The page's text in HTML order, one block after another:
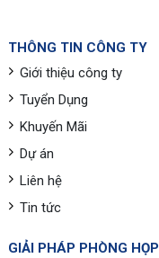
THÔNG TIN CÔNG TY
Giới thiệu công ty
Tuyển Dụng
Khuyến Mãi
Dự án
Liên hệ
Tin tức
GIẢI PHÁP PHÒNG HỌP